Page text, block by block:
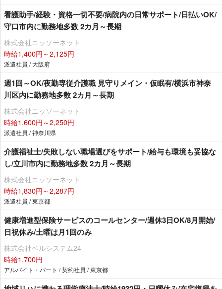
看護助手/経験・資格一切不要/病院内の日常サポート/日払いOK/
守口市内に勤務地多数 2カ月～長期
株式会社ニッソーネット
時給1,400円～2,125円
派遣社員 / 大阪府
週1回～OK/夜勤専従介護職 見守りメイン・仮眠有/横浜市神奈
川区内に勤務地多数 2カ月～長期
株式会社ニッソーネット
時給1,600円～2,250円
派遣社員 / 神奈川県
介護福祉士/失敗しない職場選びをサポート/給与も環境も妥協な
し/立川市内に勤務地多数 2カ月～長期
株式会社ニッソーネット
時給1,830円～2,287円
派遣社員 / 東京都
健康増進型保険サービスのコールセンター/週休3日OK/8月開始/
日祝休み/土曜は月1回のみ
株式会社ベルシステム24
時給1,700円
アルバイト・パート / 契約社員 / 東京都